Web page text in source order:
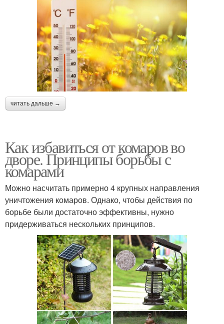
читать дальше →
Как избавиться от комаров во
дворе. Принципы борьбы с
комарами
Можно насчитать примерно 4 крупных направления
уничтожения комаров. Однако, чтобы действия по
борьбе были достаточно эффективны, нужно
придерживаться нескольких принципов.